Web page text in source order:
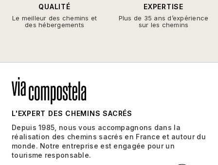
QUALITÉ
Le meilleur des chemins et
des hébergements
EXPERTISE
Plus de 35 ans d’expérience
sur les chemins
L'EXPERT DES CHEMINS SACRÉS
Depuis 1985, nous vous accompagnons dans la
réalisation des chemins sacrés en France et autour du
monde. Notre entreprise est engagée pour un
tourisme responsable.